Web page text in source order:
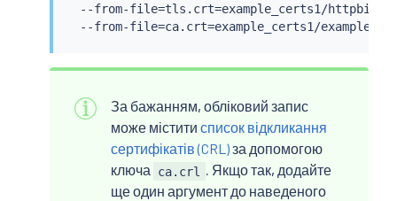
  --from-file
=tls.crt=example_certs1/
  --from-file
=ca.crt=
За бажанням, обліковий запис
може містити список відкликання
сертифікатів (CRL)за допомогою
ключа
ca.crl
. Якщо так, додайте
ще один аргумент до наведеного